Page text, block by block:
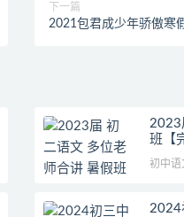
下一篇
2021包君成少年骄傲寒
2023
班【
初中语
2024